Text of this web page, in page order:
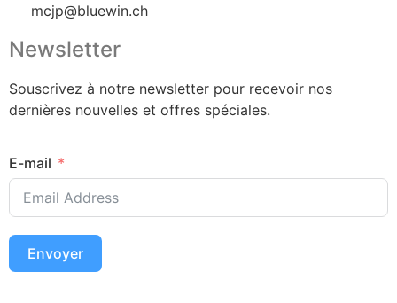
mcjp@bluewin.ch
Newsletter
Souscrivez à notre newsletter pour recevoir nos
dernières nouvelles et offres spéciales.
E-mail
Envoyer